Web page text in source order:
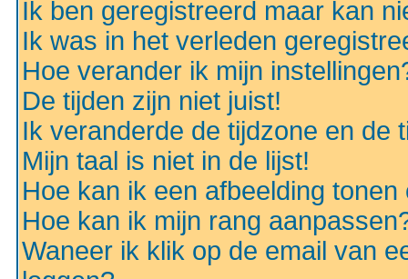
Ik ben geregistreerd maar kan
Ik was in het verleden
Hoe verander ik mijn
De tijden zijn niet juist!
Ik veranderde de tijdzone en de
Mijn taal is niet in de lijst!
Hoe kan ik een afbeelding
Hoe kan ik mijn rang
Waneer ik klik op de email van